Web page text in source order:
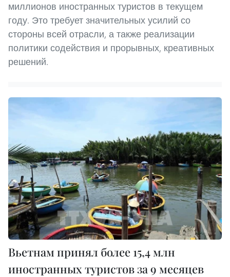
миллионов иностранных туристов в текущем
году. Это требует значительных усилий со
стороны всей отрасли, а также реализации
политики содействия и прорывных, креативных
решений.
Вьетнам принял более 15,4 млн
иностранных туристов за 9 месяцев